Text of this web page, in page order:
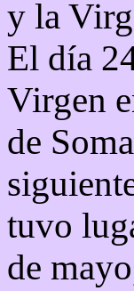
y la
El día
Virgen
de
tuvo
de